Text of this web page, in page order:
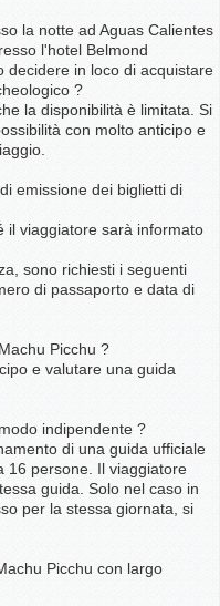
la notte ad Aguas Calientes
l'hotel Belmond
decidere in loco di acquistare
?
la disponibilità è limitata. Si
con molto anticipo e
emissione dei biglietti di
il viaggiatore sarà informato
sono richiesti i seguenti
di passaporto e data di
Picchu ?
e valutare una guida
indipendente ?
di una guida ufficiale
16 persone. Il viaggiatore
guida. Solo nel caso in
per la stessa giornata, si
Picchu con largo